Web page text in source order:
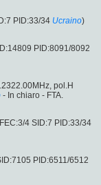
PID:33/34 Ucraino)
PID:8091/8092
pol.H
- In chiaro - FTA.
4 SID:7 PID:33/34
PID:6511/6512